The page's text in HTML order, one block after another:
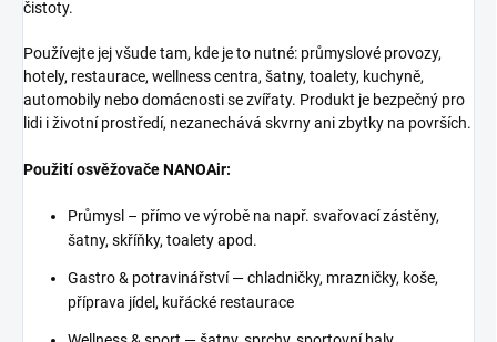
čistoty.
Používejte jej všude tam, kde je to nutné: průmyslové provozy,
hotely, restaurace, wellness centra, šatny, toalety, kuchyně,
automobily nebo domácnosti se zvířaty. Produkt je bezpečný pro
lidi i životní prostředí, nezanechává skvrny ani zbytky na površích.
Použití osvěžovače NANOAir:
Průmysl – přímo ve výrobě na např. svařovací zástěny,
šatny, skříňky, toalety apod.
Gastro & potravinářství — chladničky, mrazničky, koše,
příprava jídel, kuřácké restaurace